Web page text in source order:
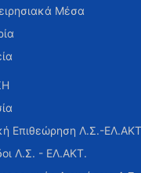
Μέσα
Επιθεώρηση Λ.Σ.-
Λ.Σ. - ΕΛ.ΑΚΤ.